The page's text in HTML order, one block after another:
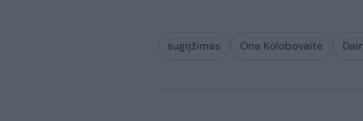
sugrįžimas Ona Kolobovaitė